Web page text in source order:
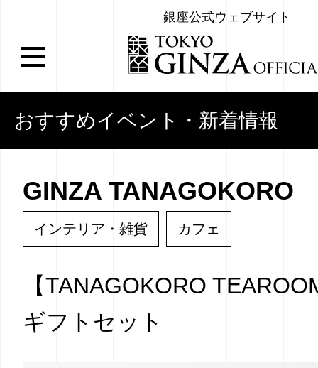
銀座公式ウェブサイト
おすすめイベント・新着情報
GINZA TANAGOKORO
インテリア・雑貨 カフェ
【TANAGOKORO
ギフトセット